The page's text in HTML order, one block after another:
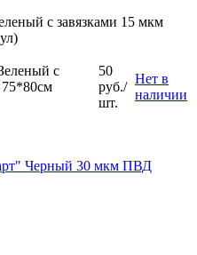
с завязками 15 мкм
с
50
руб./
шт.
Нет в
наличии
Черный 30 мкм ПВД